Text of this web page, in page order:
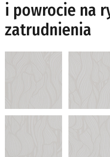
i powrocie na
zatrudnienia